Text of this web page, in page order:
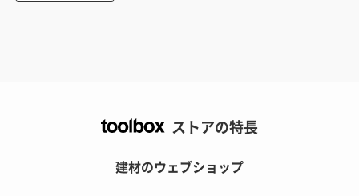
ストアの特長
建材のウェブショップ